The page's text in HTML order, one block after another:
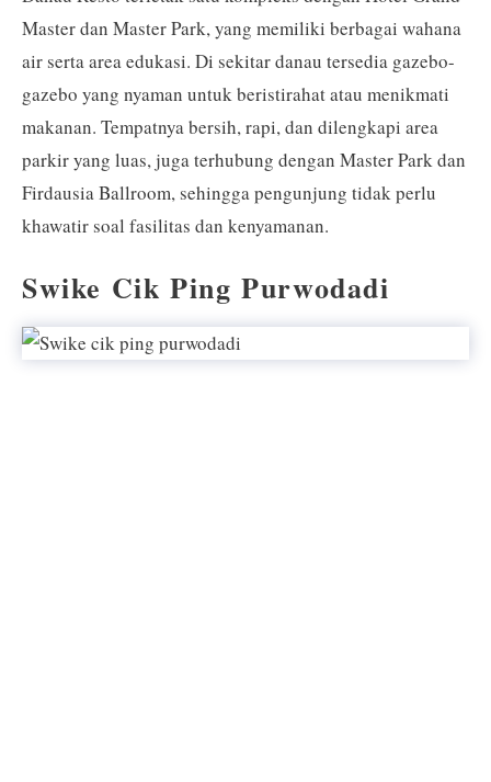
Master dan Master Park, yang memiliki berbagai wahana
air serta area edukasi. Di sekitar danau tersedia gazebo-
gazebo yang nyaman untuk beristirahat atau menikmati
makanan. Tempatnya bersih, rapi, dan dilengkapi area
parkir yang luas, juga terhubung dengan Master Park dan
Firdausia Ballroom, sehingga pengunjung tidak perlu
khawatir soal fasilitas dan kenyamanan.
Swike Cik Ping Purwodadi